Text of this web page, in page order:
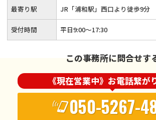
最寄り駅 JR「浦和駅」西口より徒歩9分
受付時間 平日9:00～17:30
この事務所に問合せす
《現在営業中》お電話繋が
050-5267-